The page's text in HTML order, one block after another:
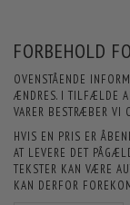
FORBEHOLD
OVENSTÅENDE
ÆNDRES. I TILFÆLDE
VARER BESTRÆBER VI
HVIS EN PRIS ER
AT LEVERE DET
TEKSTER KAN VÆRE
KAN DERFOR